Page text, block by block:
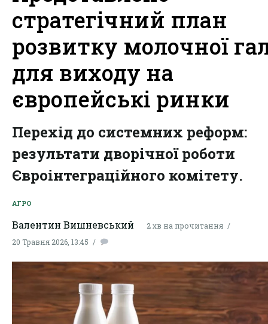
стратегічний план
розвитку молочної
для виходу на
європейські ринки
Перехід до системних реформ:
результати дворічної роботи
Євроінтеграційного комітету.
АГРО
Валентин Вишневський
2 хв на прочитання
20 Травня 2026, 13:45